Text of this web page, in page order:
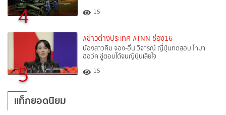
4 15
5
#ข่าวต่างประเทศ #TNN ช่อง16
น้องสาวคิม จอง-อึน วิจารณ์ ญี่ปุ่นทดสอบ โทมา
ฮอว์ค ขู่ตอบโต้จนญี่ปุ่นเสียใจ
15
แท็กยอดนิยม